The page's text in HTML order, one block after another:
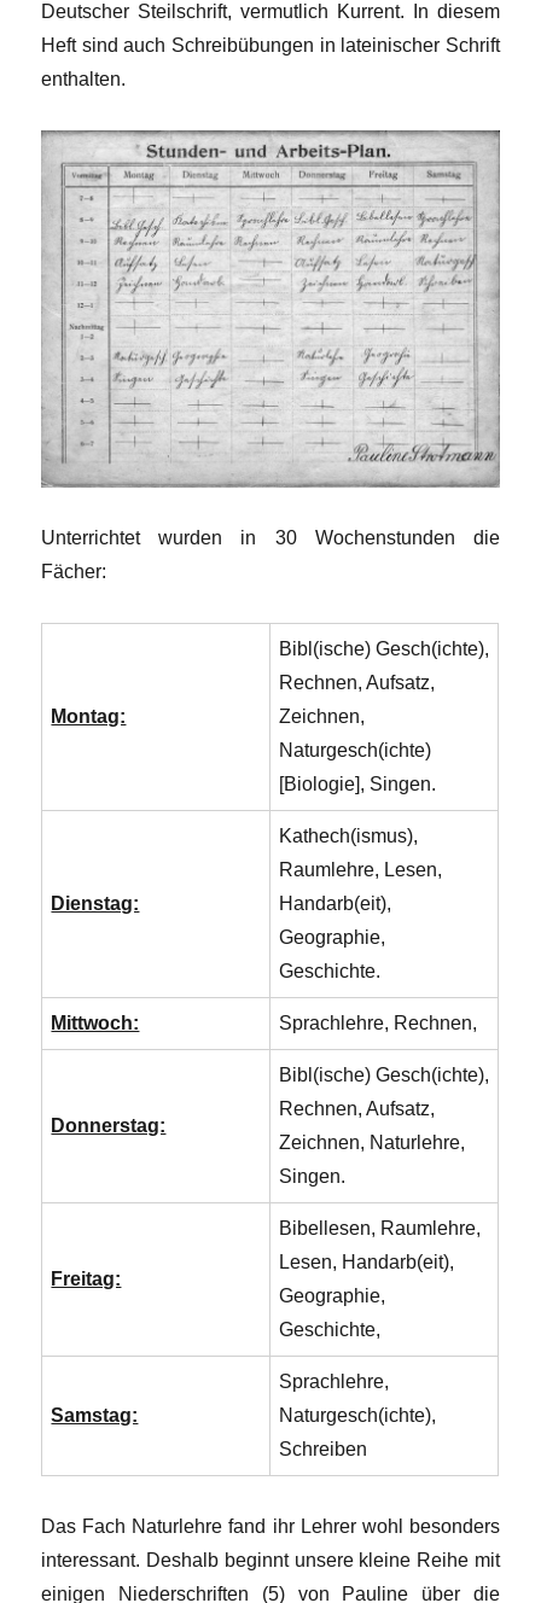
Deutscher Steilschrift, vermutlich Kurrent. In diesem
Heft sind auch Schreibübungen in lateinischer Schrift
enthalten.
Unterrichtet wurden in 30 Wochenstunden die
Fächer:
Montag:
Bibl(ische) Gesch(ichte),
Rechnen, Aufsatz,
Zeichnen,
Naturgesch(ichte)
[Biologie], Singen.
Dienstag:
Kathech(ismus),
Raumlehre, Lesen,
Handarb(eit),
Geographie,
Geschichte.
Mittwoch: Sprachlehre, Rechnen,
Donnerstag:
Bibl(ische) Gesch(ichte),
Rechnen, Aufsatz,
Zeichnen, Naturlehre,
Singen.
Freitag:
Bibellesen, Raumlehre,
Lesen, Handarb(eit),
Geographie,
Geschichte,
Samstag:
Sprachlehre,
Naturgesch(ichte),
Schreiben
Das Fach Naturlehre fand ihr Lehrer wohl besonders
interessant. Deshalb beginnt unsere kleine Reihe mit
einigen Niederschriften (5) von Pauline über die